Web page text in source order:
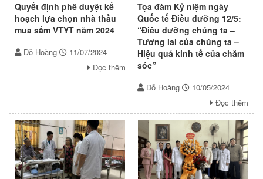
Quyết định phê duyệt kế
hoạch lựa chọn nhà thầu
mua sắm VTYT năm 2024
Đỗ Hoàng
11/07/2024
Đọc thêm
Tọa đàm Kỷ niệm ngày
Quốc tế Điều dưỡng 12/5:
“Điều dưỡng chúng ta –
Tương lai của chúng ta –
Hiệu quả kinh tế của chăm
sóc”
Đỗ Hoàng
10/05/2024
Đọc thêm